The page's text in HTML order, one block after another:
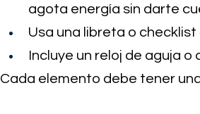
agota energía sin darte
Usa una libreta o
Incluye un reloj de aguja
Cada elemento debe tener